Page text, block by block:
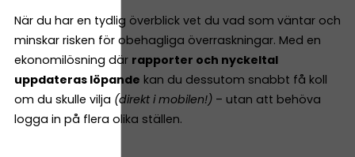
När du har en tydlig överblick vet du vad som väntar och
minskar risken för obehagliga överraskningar. Med en
ekonomilösning där rapporter och nyckeltal
uppdateras löpande kan du dessutom snabbt få koll
om du skulle vilja (direkt i mobilen!) – utan att behöva
logga in på flera olika ställen.